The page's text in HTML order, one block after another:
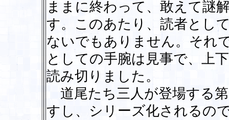
ままに終わって、敢えて謎
す。このあたり、読者とし
ないでもありません。それ
としての手腕は見事で、上
読み切りました。
道尾たち三人が登場する
すし、シリーズ化されるの